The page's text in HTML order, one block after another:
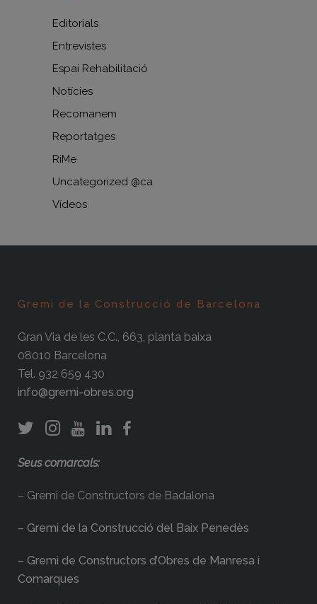
Editorials
Entrevistes
Espai Rehabilitació
Notícies
Recomanem
Reportatges
RiMe
Uncategorized @ca
Vídeos
Gremi de la Construcció de Barcelona
Gran Via de les C.C., 663, planta baixa
08010 Barcelona
Tel. 932 659 430
info@gremi-obres.org
Seus comarcals:
– Gremi de Constructors de Badalona
– Gremi de la Construcció del Baix Penedès
– Gremi de Constructors d’Obres de Manresa i
Comarques